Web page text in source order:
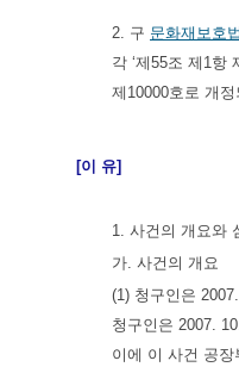
2. 구 문화재보호법
각 ‘제55조 제1항
제10000호로 개
[이 유]
1. 사건의 개요와
가. 사건의 개요
(1) 청구인은
청구인은 2007.
이에 이 사건 공장